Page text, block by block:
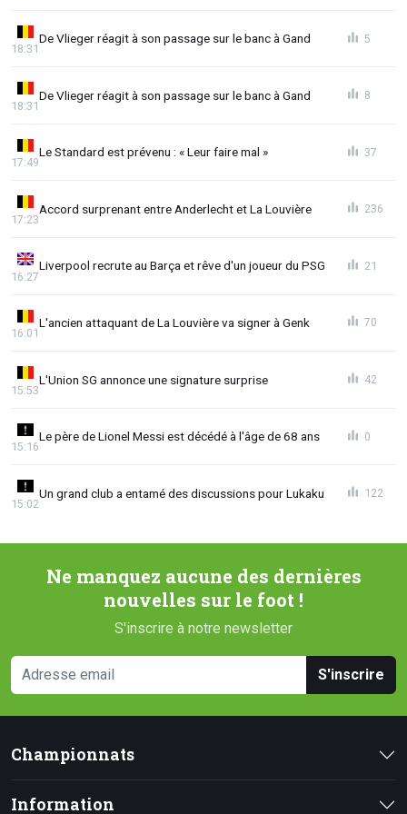
De Vlieger réagit à son passage sur le banc à Gand
18:31
5
De Vlieger réagit à son passage sur le banc à Gand
18:31
8
Le Standard est prévenu : « Leur faire mal »
17:49
37
Accord surprenant entre Anderlecht et La Louvière
17:23
236
Liverpool recrute au Barça et rêve d'un joueur du PSG
16:27
21
L'ancien attaquant de La Louvière va signer à Genk
16:01
70
L'Union SG annonce une signature surprise
15:53
42
Le père de Lionel Messi est décédé à l'âge de 68 ans
15:16
0
Un grand club a entamé des discussions pour Lukaku
15:02
122
Ne manquez aucune des dernières
nouvelles sur le foot !
S'inscrire à notre newsletter
S'inscrire
Championnats
Information